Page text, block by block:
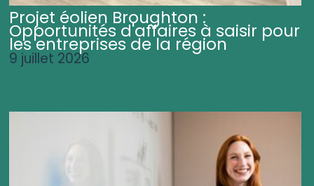
Projet éolien Broughton :
Opportunités d'affaires à saisir pour
les entreprises de la région
9 juillet 2026